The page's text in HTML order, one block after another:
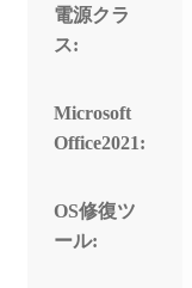
電源クラ
ス:
Microsoft
Office2021:
OS修復ツ
ール: